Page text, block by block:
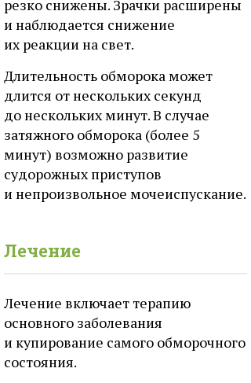
резко снижены. Зрачки расширены
и наблюдается снижение
их реакции на свет.
Длительность обморока может
длится от нескольких секунд
до нескольких минут. В случае
затяжного обморока (более 5
минут) возможно развитие
судорожных приступов
и непроизвольное мочеиспускание.
Лечение
Лечение включает терапию
основного заболевания
и купирование самого обморочного
состояния.